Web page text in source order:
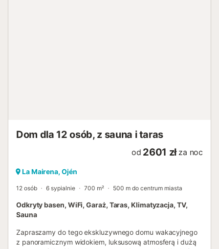
Dom dla 12 osób, z sauna i taras
od 2601 zł za noc
La Mairena, Ojén
12 osób 6 sypialnie 700 m² 500 m do centrum miasta
Odkryty basen, WiFi, Garaż, Taras, Klimatyzacja, TV,
Sauna
Zapraszamy do tego ekskluzywnego domu wakacyjnego
z panoramicznym widokiem, luksusową atmosferą i dużą